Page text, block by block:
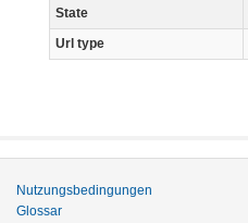
State
Url type
Nutzungsbedingungen
Glossar